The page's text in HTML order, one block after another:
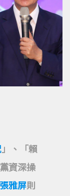
」、「賴
資深操
張雅屏則